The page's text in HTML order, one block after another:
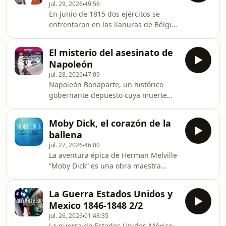
mujeres que lo arriesgarían todo por
su lucha por la independencia, que
tomarían las riendas de su destino y
forjarían una nación. Cinco patriotas
desconocidos serán cruciales en los
prime
jul. 29, 202649:56
En junio de 1815 dos ejércitos se
enfrentaron en las llanuras de Bélgica
batalla de Waterloo concluyó con una
victoria de una alianza de fuerzas
dirigidas por un general inglés, el
duque de Wellington, y la derrota de
las fuerzas francesas lideradas por
Napoleón Bonaparte en una batalla
en la que más de 50000 soldados
perdieron
El misterio del asesinato de
Napoleón
jul. 28, 202647:09
Napoleón Bonaparte, un histórico
gobernante depuesto cuya muerte
que haya muerto y sospechas que
siguen vigentes después de más de
siglo y medio y un dentista sueco
impulsado a resolver uno de los
mayores misterios de la historia. Este
fascinante documental mezcla de
historia, misterio y medicina forense.
Cuenta dos historias i
Moby Dick, el corazón de la
ballena
jul. 27, 202646:00
La aventura épica de Herman Melville
“Moby Dick” es una obra maestra
simplemente es una alegoría o había
verdaderos gigantes de las
profundidades atacando
La Guerra Estados Unidos y
Mexico 1846-1848 2/2
jul. 26, 202601:48:35